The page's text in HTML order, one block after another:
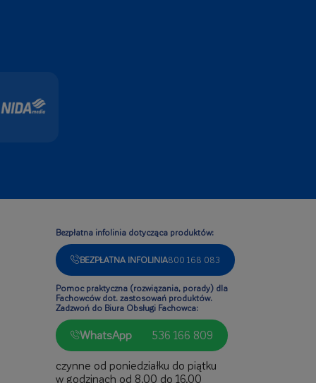
Bezpłatna infolinia dotycząca produktów:
BEZPŁATNA INFOLINIA800 168 083
Pomoc praktyczna (rozwiązania, porady) dla
Fachowców dot. zastosowań produktów.
Zadzwoń do Biura Obsługi Fachowca:
WhatsApp 536 166 809
czynne od poniedziałku do piątku
w godzinach od 8.00 do 16.00